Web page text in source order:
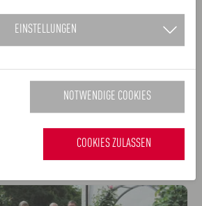
- jetzt auch aus dem Amberg-
Sulzbach und der kreisfreien
EINSTELLUNGEN
NOTWENDIGE COOKIES
COOKIES ZULASSEN